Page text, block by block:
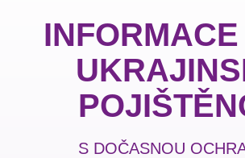
S DOČASNOU